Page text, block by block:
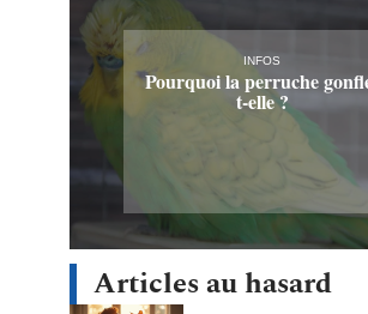
INFOS
Pourquoi la perruche
t-elle ?
Articles au hasard